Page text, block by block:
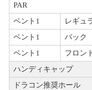
PAR
ベント1
レギュ
ベント1
バック
ベント1
フロン
ハンディキャップ
ドラコン推奨ホール